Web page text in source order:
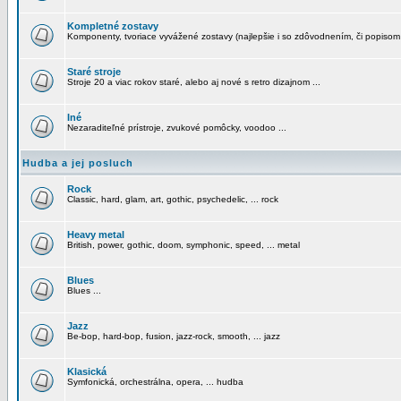
Kompletné zostavy
Komponenty, tvoriace vyvážené zostavy (najlepšie i so zdôvodnením, či
Staré stroje
Stroje 20 a viac rokov staré, alebo aj nové s retro dizajnom ...
Iné
Nezaraditeľné prístroje, zvukové pomôcky, voodoo ...
Hudba a jej posluch
Rock
Classic, hard, glam, art, gothic, psychedelic, ... rock
Heavy metal
British, power, gothic, doom, symphonic, speed, ... metal
Blues
Blues ...
Jazz
Be-bop, hard-bop, fusion, jazz-rock, smooth, ... jazz
Klasická
Symfonická, orchestrálna, opera, ... hudba